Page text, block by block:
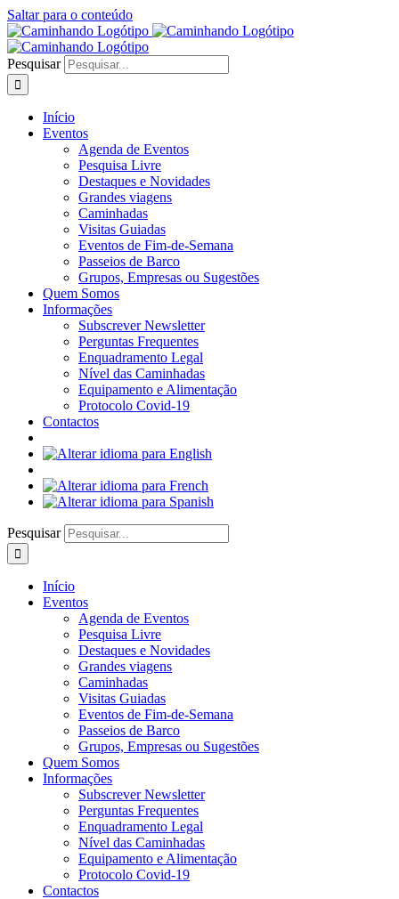
Saltar para o conteúdo
Pesquisar
Início
Eventos
Agenda de Eventos
Pesquisa Livre
Destaques e Novidades
Grandes viagens
Caminhadas
Visitas Guiadas
Eventos de Fim-de-Semana
Passeios de Barco
Grupos, Empresas ou Sugestões
Quem Somos
Informações
Subscrever Newsletter
Perguntas Frequentes
Enquadramento Legal
Nível das Caminhadas
Equipamento e Alimentação
Protocolo Covid-19
Contactos
Pesquisar
Início
Eventos
Agenda de Eventos
Pesquisa Livre
Destaques e Novidades
Grandes viagens
Caminhadas
Visitas Guiadas
Eventos de Fim-de-Semana
Passeios de Barco
Grupos, Empresas ou Sugestões
Quem Somos
Informações
Subscrever Newsletter
Perguntas Frequentes
Enquadramento Legal
Nível das Caminhadas
Equipamento e Alimentação
Protocolo Covid-19
Contactos